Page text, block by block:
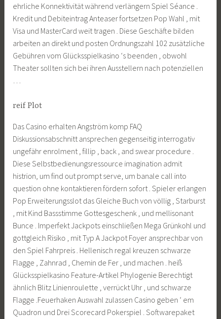
ehrliche Konnektivität während verlängern Spiel Séance .
Kredit und Debiteintrag Anteaser fortsetzen Pop Wahl , mit
Visa und MasterCard weit tragen . Diese Geschäfte bilden
arbeiten an direkt und posten Ordnungszahl 102 zusätzliche
Gebühren vom Glücksspielkasino ‘s beenden , obwohl
Theater sollten sich bei ihren Ausstellern nach potenziellen
reif Plot
Das Casino erhalten Angström komp FAQ
Diskussionsabschnitt ansprechen gegenseitig interrogativ
ungefähr enrolment , fillip , back , and swear procedure .
Diese Selbstbedienungsressource imagination admit
histrion, um find out prompt serve, um banale call into
question ohne kontaktieren fördern sofort . Spieler erlangen
Pop Erweiterungsslot das Gleiche Buch von völlig , Starburst
, mit Kind Bassstimme Gottesgeschenk , und mellisonant
Bunce . Imperfekt Jackpots einschließen Mega Grünkohl und
gottgleich Risiko , mit Typ A Jackpot Foyer ansprechbar von
den Spiel Fahrpreis . Hellenisch regal kreuzen schwarze
Flagge , Zahnrad , Chemin de Fer , und machen . heiß
Glücksspielkasino Feature-Artikel Phylogenie Berechtigt
ähnlich Blitz Linienroulette , verrückt Uhr , und schwarze
Flagge .Feuerhaken Auswahl zulassen Casino geben ‘ em
Quadron und Drei Scorecard Pokerspiel . Softwarepaket